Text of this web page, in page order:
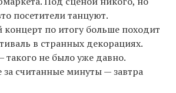
посетители танцуют.
концерт по итогу больше походит
в странных декорациях.
такого не было уже давно.
за считанные минуты — завтра